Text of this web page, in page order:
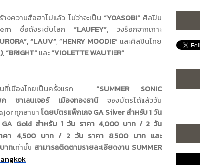
างความฮือฮาไปแล้ว ไม่ว่าจะเป็น“YOASOBI” ศิลปิน
ชื่อดังระดับโลก “LAUFEY”, วงร็อกจากเกาะ
“LAUV”,“HENRY MOODIE” และศิลปินไทย
,“BRIGHT”และ“VIOLETTE WAUTIER”
ที่เมืองไทยเป็นครั้งแรก “SUMMER SONIC
ชาเลนเจอร์ เมืองทองธานีจองบัตรได้แล้ววัน
ทุกสาขาโดยบัตรแพ็กเกจGA Silverสำหรับ1วัน
GA Gold สำหรับ 1 วัน ราคา 4,000 บาท / 2 วัน
คา 4,500 บาท / 2 วัน ราคา 8,500 บาท และ
บาทเท่านั้น สามารถติดตามรายละเอียดงาน SUMMER